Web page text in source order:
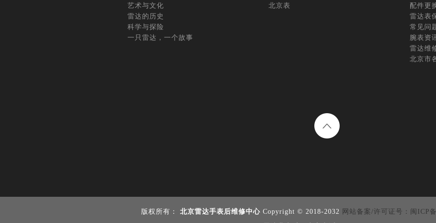
艺术与文化
雷达的历史
科学与探险
一只雷达，一个故事
北京表
配件更
雷达表
常见问
腕表资
雷达维
北京市
版权所有： 北京雷达手表后维修中心Copyright © 2018-2032 网站备案/许可证号：闽ICP